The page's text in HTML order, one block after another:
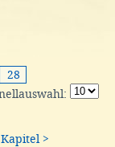
28
>